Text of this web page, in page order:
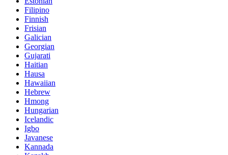
Filipino
Finnish
Frisian
Galician
Georgian
Gujarati
Haitian
Hausa
Hawaiian
Hebrew
Hmong
Hungarian
Icelandic
Igbo
Javanese
Kannada